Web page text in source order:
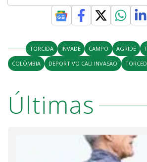
TORCIDA INVADE CAMPO AGRIDE
COLÔMBIA
DEPORTIVO CALI INVASÃO
Últimas